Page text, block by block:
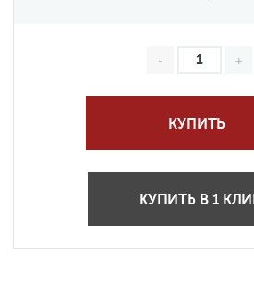
КУПИТЬ
КУПИТЬ В 1